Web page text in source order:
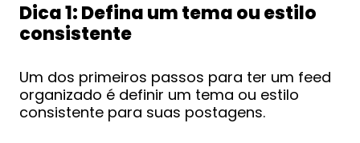
Dica 1: Defina um tema ou estilo
consistente
Um dos primeiros passos para ter um feed
organizado é definir um tema ou estilo
consistente para suas postagens.